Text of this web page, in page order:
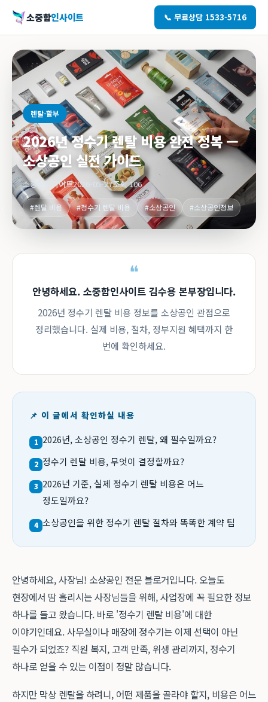
소중함인사이트 📞 무료상담 1533-5716
렌탈-할부
2026년 정수기 렌탈 비용 완전 정복 —
소상공인 실전 가이드
소중함인사이트2026-05-27조회 106
#렌탈 비용 #정수기 렌탈 비용 #소상공인 #소상공인정보
안녕하세요. 소중함인사이트 김수용 본부장입니다.
2026년 정수기 렌탈 비용 정보를 소상공인 관점으로
정리했습니다. 실제 비용, 절차, 정부지원 혜택까지 한
번에 확인하세요.
📌 이 글에서 확인하실 내용
1 2026년, 소상공인 정수기 렌탈, 왜 필수일까요?
2 정수기 렌탈 비용, 무엇이 결정할까요?
3 2026년 기준, 실제 정수기 렌탈 비용은 어느
정도일까요?
4 소상공인을 위한 정수기 렌탈 절차와 똑똑한 계약 팁
안녕하세요, 사장님! 소상공인 전문 블로거입니다. 오늘도
현장에서 땀 흘리시는 사장님들을 위해, 사업장에 꼭 필요한 정보
하나를 들고 왔습니다. 바로 '정수기 렌탈 비용'에 대한
이야기인데요. 사무실이나 매장에 정수기는 이제 선택이 아닌
필수가 되었죠? 직원 복지, 고객 만족, 위생 관리까지, 정수기
하나로 얻을 수 있는 이점이 정말 많습니다.
하지만 막상 렌탈을 하려니, 어떤 제품을 골라야 할지, 비용은 어느